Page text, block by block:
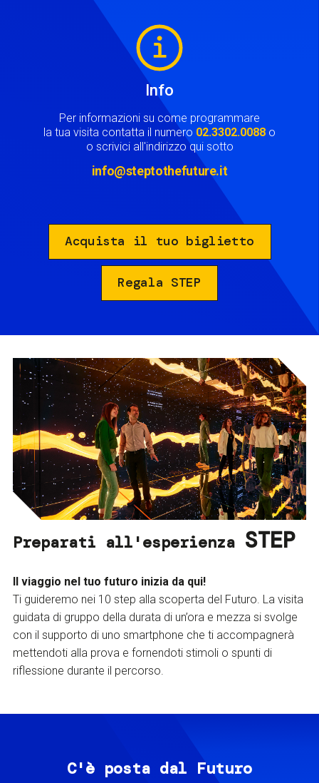
Info
Per informazioni su come programmare
la tua visita contatta il numero 02.3302.0088 o
o scrivici all'indirizzo qui sotto
info@steptothefuture.it
Acquista il tuo biglietto
Regala STEP
Preparati all'esperienza STEP
Il viaggio nel tuo futuro inizia da qui!
Ti guideremo nei 10 step alla scoperta del Futuro. La visita
guidata di gruppo della durata di un’ora e mezza si svolge
con il supporto di uno smartphone che ti accompagnerà
mettendoti alla prova e fornendoti stimoli o spunti di
riflessione durante il percorso.
C'è posta dal Futuro